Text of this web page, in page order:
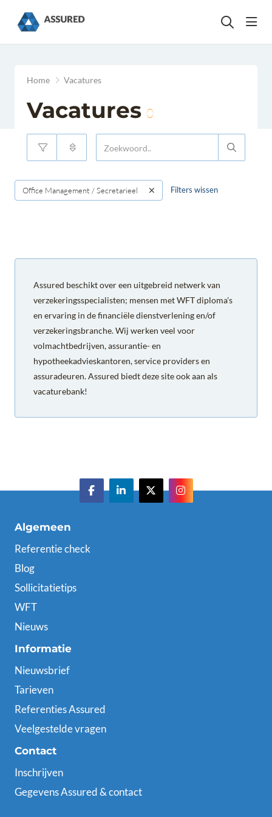
Home Vacatures
Vacatures 0
Office Management / Secretarieel Filters wissen
Assured beschikt over een uitgebreid netwerk van
verzekeringsspecialisten; mensen met WFT diploma's
en ervaring in de financiële dienstverlening en/of
verzekeringsbranche. Wij werken veel voor
volmachtbedrijven, assurantie- en
hypotheekadvieskantoren, service providers en
assuradeuren. Assured biedt deze site ook aan als
vacaturebank!
Algemeen
Referentie check
Blog
Sollicitatietips
WFT
Nieuws
Informatie
Nieuwsbrief
Tarieven
Referenties Assured
Veelgestelde vragen
Contact
Inschrijven
Gegevens Assured & contact